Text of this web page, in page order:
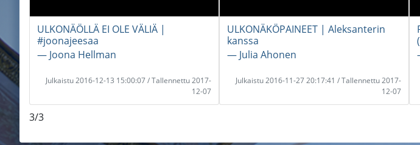
ULKONÄÖLLÄ EI OLE VÄLIÄ |
#joonajeesaa
― Joona Hellman
Julkaistu 2016-12-13 15:00:07 / Tallennettu 2017-
12-07
ULKONÄKÖPAINEET | Aleksanterin
kanssa
― Julia Ahonen
Julkaistu 2016-11-27 20:17:41 / Tallennettu 2017-
12-07
3/3